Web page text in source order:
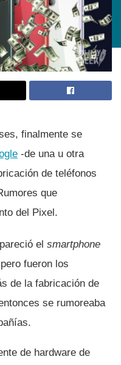
finalmente se
-de una u otra
de teléfonos
que
del Pixel.
el smartphone
fueron los
de la fabricación de
se rumoreaba
de hardware de